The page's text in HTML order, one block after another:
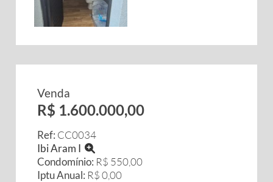
Venda
R$ 1.600.000,00
Ref: CC0034
Ibi Aram I
Condomínio: R$ 550,00
Iptu Anual: R$ 0,00